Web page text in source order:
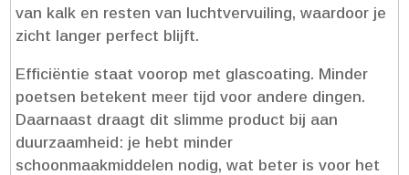
van kalk en resten van luchtvervuiling, waardoor je
zicht langer perfect blijft.​
Efficiëntie staat voorop met glascoating.​ Minder
poetsen betekent meer tijd voor andere dingen.​
Daarnaast draagt dit slimme product bij aan
duurzaamheid: je hebt minder
schoonmaakmiddelen nodig, wat beter is voor het